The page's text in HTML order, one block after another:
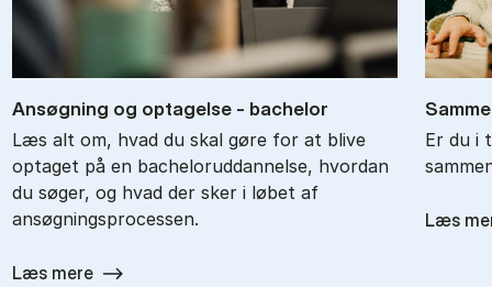
An­søg­ning og op­ta­gel­se - ba­chel­or
Læs alt om, hvad du skal gøre for at blive
optaget på en bacheloruddannelse, hvordan
du søger, og hvad der sker i løbet af
ansøgningsprocessen.
Læs mere
Er du i
Læs